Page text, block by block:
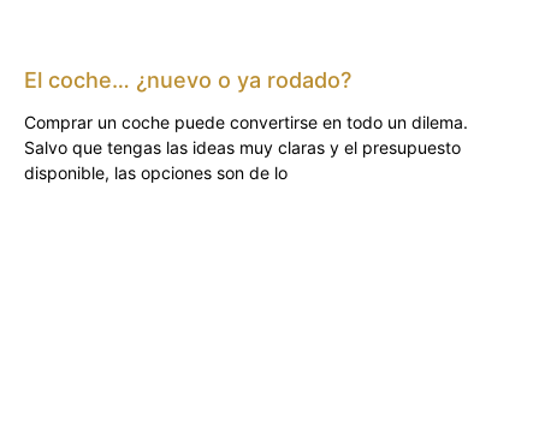
El coche… ¿nuevo o ya rodado?
Comprar un coche puede convertirse en todo un dilema.
Salvo que tengas las ideas muy claras y el presupuesto
disponible, las opciones son de lo